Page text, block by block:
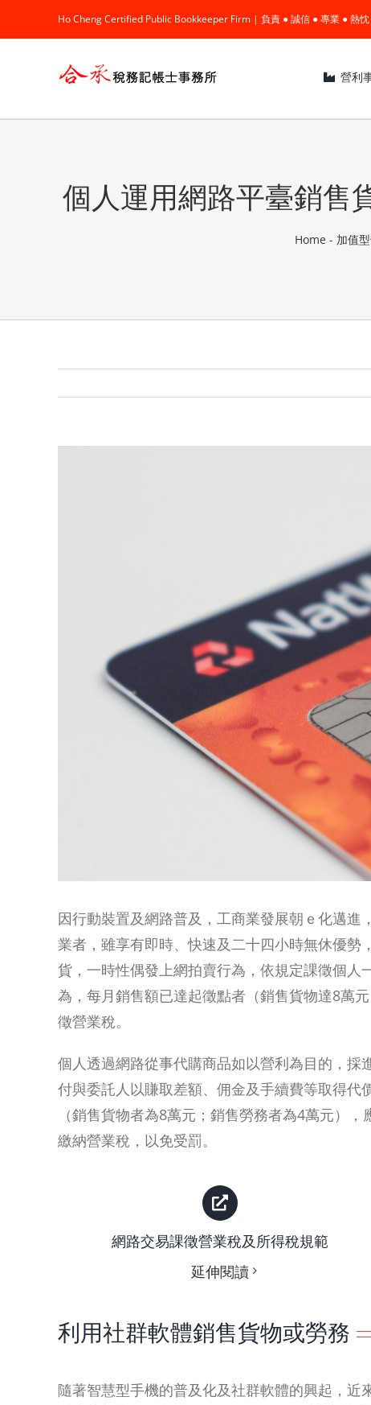
to
Ho Cheng Certified Public Bookkeeper Firm | 負責 ● 誠信 ● 專業 ● 熱
營利
個人運用網路平臺銷售
Home - 加值
因行動裝置及網路普及，工商業發展朝ｅ化邁
業者，雖享有即時、快速及二十四小時無休優
貨，一時性偶發上網拍賣行為，依規定課徵個
為，每月銷售額已達起徵點者（銷售貨物達8萬
徵營業稅。
個人透過網路從事代購商品如以營利為目的，
付與委託人以賺取差額、佣金及手續費等取得
（銷售貨物者為8萬元；銷售勞務者為4萬元）
繳納營業稅，以免受罰。
網路交易課徵營業稅及所得稅規範
延伸閱讀
利用社群軟體銷售貨物或勞務
隨著智慧型手機的普及化及社群軟體的興起，近